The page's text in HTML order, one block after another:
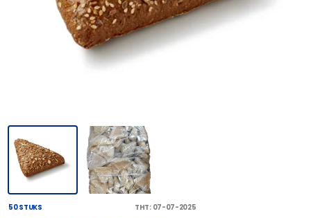
50 STUKS THT: 07-07-2025